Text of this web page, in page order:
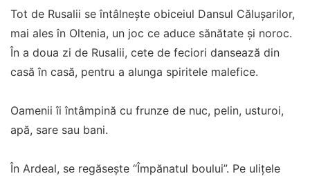
Tot de Rusalii se întâlneşte obiceiul Dansul Căluşarilor,
mai ales în Oltenia, un joc ce aduce sănătate şi noroc.
În a doua zi de Rusalii, cete de feciori dansează din
casă în casă, pentru a alunga spiritele malefice.
Oamenii îi întâmpină cu frunze de nuc, pelin, usturoi,
apă, sare sau bani.
În Ardeal, se regăseşte “Împănatul boului”. Pe uliţele